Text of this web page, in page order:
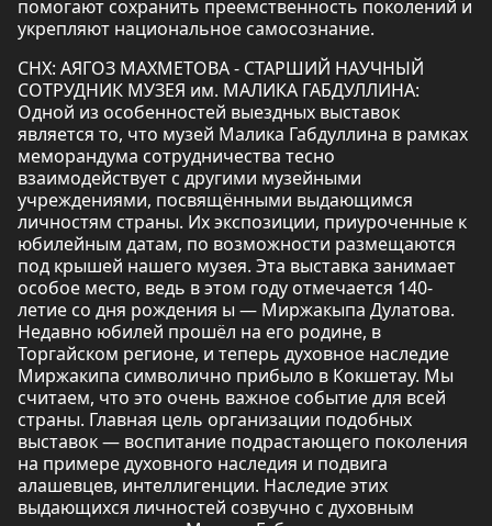
помогают сохранить преемственность поколений и
укрепляют национальное самосознание.
СНХ: АЯГОЗ МАХМЕТОВА - СТАРШИЙ НАУЧНЫЙ
СОТРУДНИК МУЗЕЯ им. МАЛИКА ГАБДУЛЛИНА:
Одной из особенностей выездных выставок
является то, что музей Малика Габдуллина в рамках
меморандума сотрудничества тесно
взаимодействует с другими музейными
учреждениями, посвящёнными выдающимся
личностям страны. Их экспозиции, приуроченные к
юбилейным датам, по возможности размещаются
под крышей нашего музея. Эта выставка занимает
особое место, ведь в этом году отмечается 140-
летие со дня рождения ы — Миржакыпа Дулатова.
Недавно юбилей прошёл на его родине, в
Торгайском регионе, и теперь духовное наследие
Миржакипа символично прибыло в Кокшетау. Мы
считаем, что это очень важное событие для всей
страны. Главная цель организации подобных
выставок — воспитание подрастающего поколения
на примере духовного наследия и подвига
алашевцев, интеллигенции. Наследие этих
выдающихся личностей созвучно с духовным